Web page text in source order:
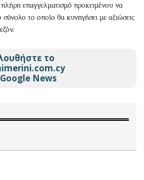
επαγγελματισμό προκειμένου να
το οποίο θα κυνηγήσει με αξιώσεις
το
News